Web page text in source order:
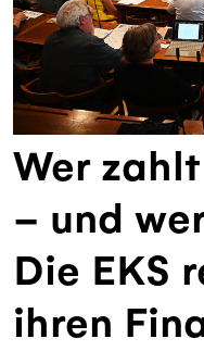
Wer
– und
Die EKS
ihren